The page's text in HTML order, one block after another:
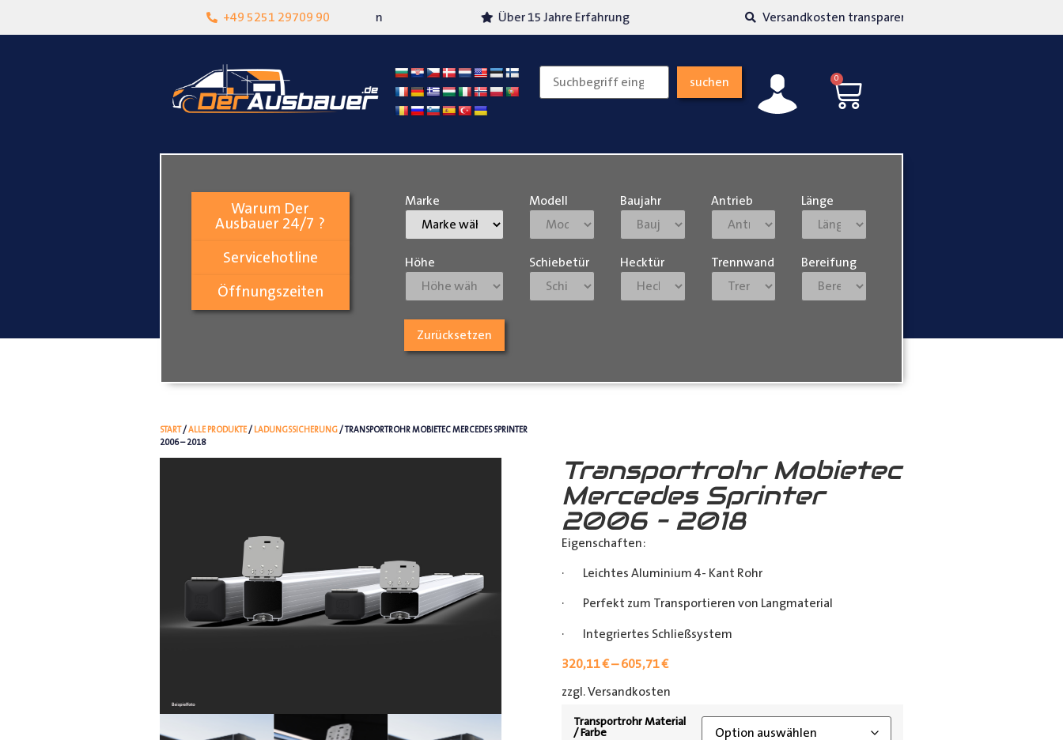
+49 5251 29709 90
Lokalgeschäft in Paderborn Über 15 Jahre Erfahrung Versandkosten transparent
suchen 0
Warum Der
Ausbauer 24/7 ?
Servicehotline
Öffnungszeiten
Marke Modell Baujahr Antrieb Länge
Höhe Schiebetür Hecktür Trennwand Bereifung
Zurücksetzen
START/ALLE PRODUKTE/ LADUNGSSICHERUNG/ TRANSPORTROHR MOBIETEC MERCEDES SPRINTER
2006 – 2018
Transportrohr Mobietec
Mercedes Sprinter
2006 – 2018
Eigenschaften:
· Leichtes Aluminium 4- Kant Rohr
· Perfekt zum Transportieren von Langmaterial
· Integriertes Schließsystem
320,11€–605,71€
zzgl. Versandkosten
Transportrohr Material
/ Farbe